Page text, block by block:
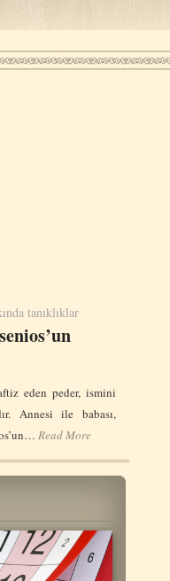
tanıklıklar
eden peder, ismini
Annesi ile babası,
Read More